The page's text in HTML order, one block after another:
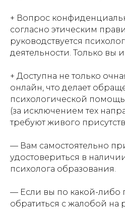
+ Вопрос
согласно этическим
руководствуется
деятельности. Только вы
+ Доступна не только
онлайн, что делает
психологической
(за исключением тех
требуют живого
— Вам самостоятельно
удостовериться в
психолога образования.
— Если вы по какой-либо
обратиться с жалобой на
Читайте также